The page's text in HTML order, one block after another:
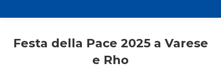
Festa della Pace 2025 a Varese
e Rho